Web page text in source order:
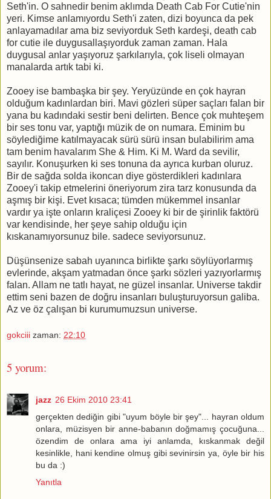
Seth'in. O sahnedir benim aklımda Death Cab For Cutie'nin
yeri. Kimse anlamıyordu Seth'i zaten, dizi boyunca da pek
anlayamadılar ama biz seviyorduk Seth kardeşi, death cab
for cutie ile duygusallaşıyorduk zaman zaman. Hala
duygusal anlar yaşıyoruz şarkılarıyla, çok liseli olmayan
manalarda artık tabi ki.
Zooey ise bambaşka bir şey. Yeryüzünde en çok hayran
olduğum kadınlardan biri. Mavi gözleri süper saçları falan bir
yana bu kadındaki sestir beni delirten. Bence çok muhteşem
bir ses tonu var, yaptığı müzik de on numara. Eminim bu
söylediğime katılmayacak sürü sürü insan bulabilirim ama
tam benim havalarım She & Him. Ki M. Ward da sevilir,
sayılır. Konuşurken ki ses tonuna da ayrıca kurban oluruz.
Bir de sağda solda ikoncan diye gösterdikleri kadınlara
Zooey'i takip etmelerini öneriyorum zira tarz konusunda da
aşmış bir kişi. Evet kısaca; tümden mükemmel insanlar
vardır ya işte onların kraliçesi Zooey ki bir de şirinlik faktörü
var kendisinde, her şeye sahip olduğu için
kıskanamıyorsunuz bile. sadece seviyorsunuz.
Düşünsenize sabah uyanınca birlikte şarkı söylüyorlarmış
evlerinde, akşam yatmadan önce şarkı sözleri yazıyorlarmış
falan. Allam ne tatlı hayat, ne güzel insanlar. Universe takdir
ettim seni bazen de doğru insanları buluşturuyorsun galiba.
Az ve öz çalışan bi kurumumuzsun universe.
gokciii zaman: 22:10
5 yorum:
jazz 26 Ekim 2010 23:41
gerçekten dediğin gibi "uyum böyle bir şey"... hayran oldum
onlara, müzisyen bir anne-babanın doğmamış çocuğuna...
özendim de onlara ama iyi anlamda, kıskanmak değil
kesinlikle, hani kendine olmuş gibi sevinirsin ya, öyle bir his
bu da :)
Yanıtla